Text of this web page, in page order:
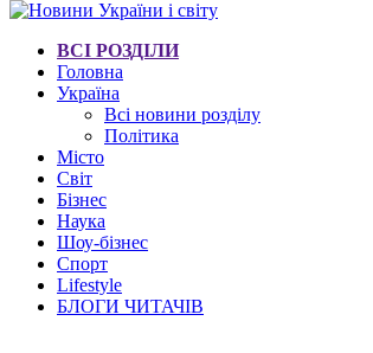
ВСІ РОЗДІЛИ
Головна
Україна
Всі новини розділу
Політика
Місто
Світ
Бізнес
Наука
Шоу-бізнес
Спорт
Lifestyle
БЛОГИ ЧИТАЧІВ